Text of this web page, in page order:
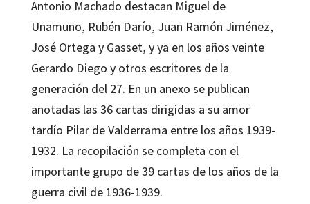
Antonio Machado destacan Miguel de
Unamuno, Rubén Darío, Juan Ramón Jiménez,
José Ortega y Gasset, y ya en los años veinte
Gerardo Diego y otros escritores de la
generación del 27. En un anexo se publican
anotadas las 36 cartas dirigidas a su amor
tardío Pilar de Valderrama entre los años 1939-
1932. La recopilación se completa con el
importante grupo de 39 cartas de los años de la
guerra civil de 1936-1939.